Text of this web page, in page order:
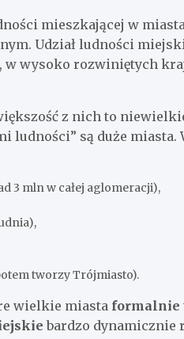
mieszkającej w
Udział ludności
w wysoko rozwiniętych
z nich to
ludności” są duże miasta.
3 mln w całej aglomeracji),
tworzy Trójmiasto).
wielkie miasta formalnie
bardzo dynamicznie